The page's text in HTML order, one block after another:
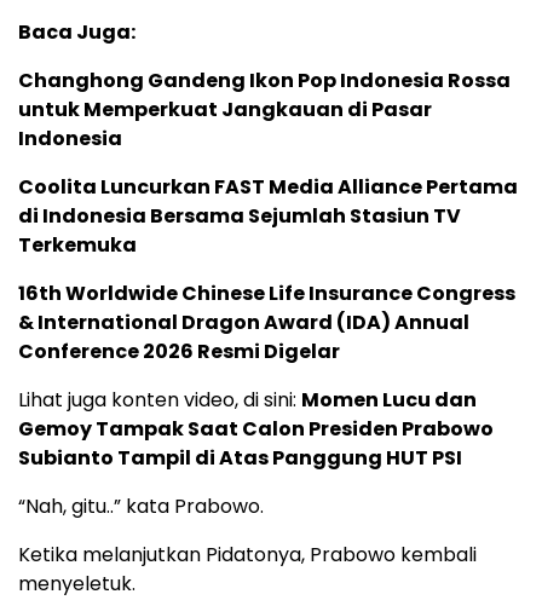
Baca Juga:
Changhong Gandeng Ikon Pop Indonesia Rossa
untuk Memperkuat Jangkauan di Pasar
Indonesia
Coolita Luncurkan FAST Media Alliance Pertama
di Indonesia Bersama Sejumlah Stasiun TV
Terkemuka
16th Worldwide Chinese Life Insurance Congress
& International Dragon Award (IDA) Annual
Conference 2026 Resmi Digelar
Lihat juga konten video, di sini: Momen Lucu dan
Gemoy Tampak Saat Calon Presiden Prabowo
Subianto Tampil di Atas Panggung HUT PSI
“Nah, gitu..” kata Prabowo.
Ketika melanjutkan Pidatonya, Prabowo kembali
menyeletuk.